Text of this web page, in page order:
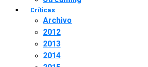
Críticas
Archivo
2012
2013
2014